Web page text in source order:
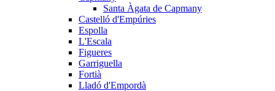
Santa Àgata de Capmany
Castelló d'Empúries
Espolla
L'Escala
Figueres
Garriguella
Fortià
Lladó d'Empordà